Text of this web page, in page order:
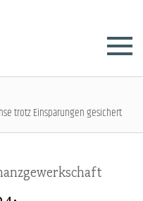
trotz Einsparungen gesichert